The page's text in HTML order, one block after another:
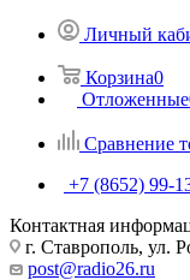
Личный
Корзина0
Отложенные
Сравнение
+7 (8652) 99-
Контактная
г. Ставрополь, ул.
post@radio26.ru